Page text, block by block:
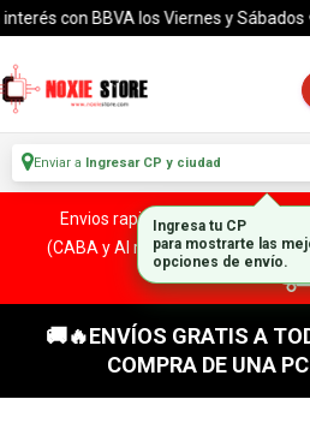
con BBVA los Viernes y Sábados
Enviar a Ingresar CP y ciudad
Envios rapidos y seguros a todo
(CABA y Al rededores)
🚚🔥ENVÍOS GRATIS A
COMPRA DE UNA